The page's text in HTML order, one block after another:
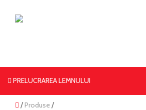
PRELUCRAREA LEMNULUI
/ Produse/